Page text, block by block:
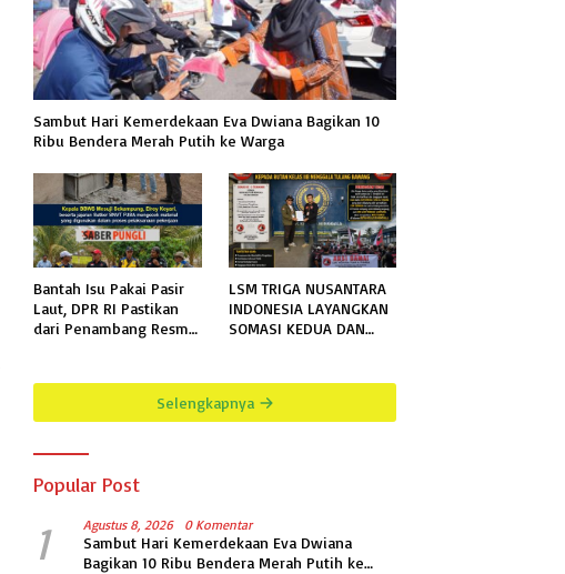
Sambut Hari Kemerdekaan Eva Dwiana Bagikan 10
Ribu Bendera Merah Putih ke Warga
Bantah Isu Pakai Pasir
Laut, DPR RI Pastikan
dari Penambang Resmi,
Sudah Sesuai
LSM TRIGA NUSANTARA
INDONESIA LAYANGKAN
SOMASI KEDUA DAN
MENGGALA TERKAIT
PERMOHONAN
Selengkapnya
Popular Post
1 Agustus 8, 2026 0 Komentar
Sambut Hari Kemerdekaan Eva Dwiana
Bagikan 10 Ribu Bendera Merah Putih ke